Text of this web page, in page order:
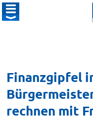
Finanzgipfel
rechnen mit